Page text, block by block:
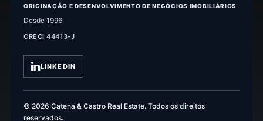
ORIGINAÇÃO E DESENVOLVIMENTO DE NEGÓCIOS IMOBILIÁRIOS
Desde 1996
CRECI 44413-J
LINKEDIN
© 2026 Catena & Castro Real Estate. Todos os direitos
reservados.